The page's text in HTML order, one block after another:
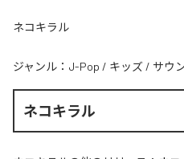
ネコキラル
ジャンル： J-Pop / キッズ / サウ
ネコキラル